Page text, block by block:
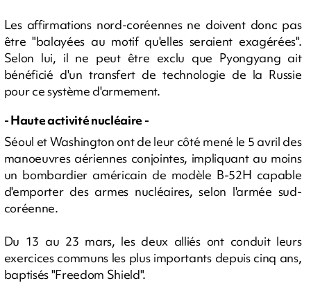
Les affirmations nord-coréennes ne doivent donc pas
être "balayées au motif qu'elles seraient exagérées".
Selon lui, il ne peut être exclu que Pyongyang ait
bénéficié d'un transfert de technologie de la Russie
pour ce système d'armement.
- Haute activité nucléaire -
Séoul et Washington ont de leur côté mené le 5 avril des
manoeuvres aériennes conjointes, impliquant au moins
un bombardier américain de modèle B-52H capable
d'emporter des armes nucléaires, selon l'armée sud-
coréenne.
Du 13 au 23 mars, les deux alliés ont conduit leurs
exercices communs les plus importants depuis cinq ans,
baptisés "Freedom Shield".